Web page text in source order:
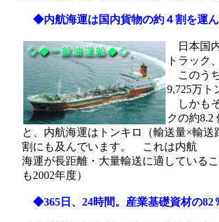
◆内航海運は国内貨物の約４割を運ん
日本国
トラック
このう
9,725万ト
しかも
クの約8.2
と、内航海運はトンキロ（輸送量×輸
割にも及んでいます。 これは内航
海運が長距離・大量輸送に適している
も2002年度）
◆365日、24時間。産業基礎資材の82